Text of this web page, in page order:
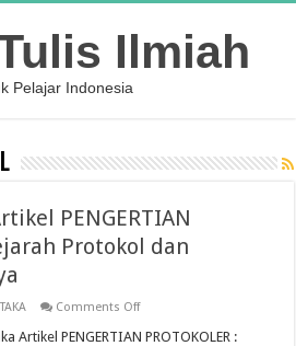
Ilmiah
Pelajar Indonesia
PENGERTIAN
Protokol dan
Comments Offon
Pustaka
Artikel PENGERTIAN PROTOKOLER :